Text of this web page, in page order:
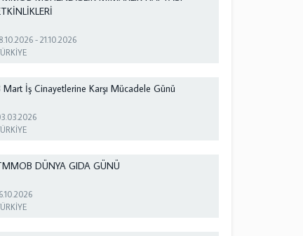
-21.10.2026
Mart İş Cinayetlerine Karşı Mücadele Günü
DÜNYA GIDA GÜNÜ